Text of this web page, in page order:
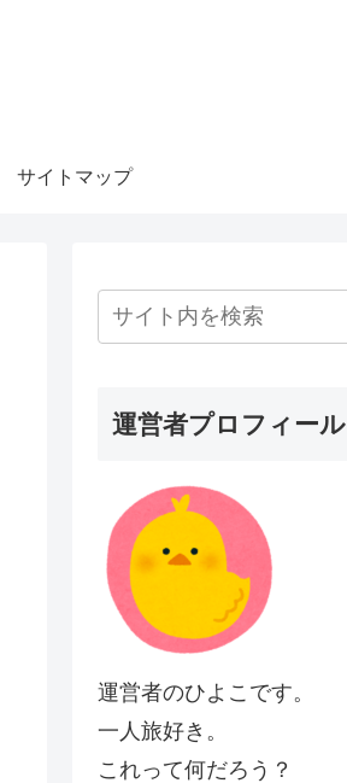
サイトマップ
運営者プロフィール
運営者のひよこです。
一人旅好き。
これって何だろう？